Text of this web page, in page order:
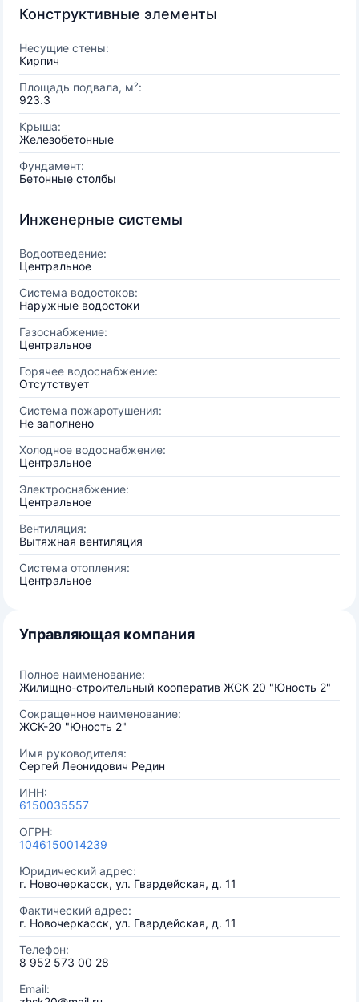
Конструктивные элементы
Несущие стены:
Кирпич
Площадь подвала, м²:
923.3
Крыша:
Железобетонные
Фундамент:
Бетонные столбы
Инженерные системы
Водоотведение:
Центральное
Система водостоков:
Наружные водостоки
Газоснабжение:
Центральное
Горячее водоснабжение:
Отсутствует
Система пожаротушения:
Не заполнено
Холодное водоснабжение:
Центральное
Электроснабжение:
Центральное
Вентиляция:
Вытяжная вентиляция
Система отопления:
Центральное
Управляющая компания
Полное наименование:
Жилищно-строительный кооператив ЖСК 20 "Юность 2"
Сокращенное наименование:
ЖСК-20 "Юность 2"
Имя руководителя:
Сергей Леонидович Редин
ИНН:
6150035557
ОГРН:
1046150014239
Юридический адрес:
г. Новочеркасск, ул. Гвардейская, д. 11
Фактический адрес:
г. Новочеркасск, ул. Гвардейская, д. 11
Телефон:
8 952 573 00 28
Email: